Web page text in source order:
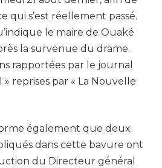
qui s’est réellement passé.
le maire de Ouaké
la survenue du drame.
rapportées par le journal
» reprises par « La Nouvelle
également que deux
dans cette bavure ont
du Directeur général